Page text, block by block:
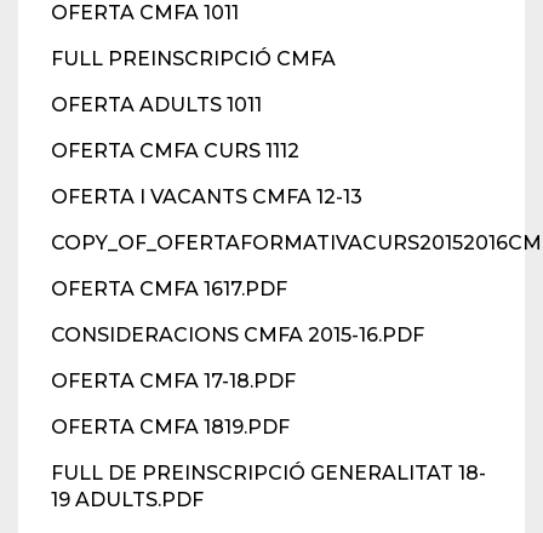
OFERTA CMFA 1011
FULL PREINSCRIPCIÓ CMFA
OFERTA ADULTS 1011
OFERTA CMFA CURS 1112
OFERTA I VACANTS CMFA 12-13
OFERTA CMFA 1617.PDF
CONSIDERACIONS CMFA 2015-16.PDF
OFERTA CMFA 17-18.PDF
OFERTA CMFA 1819.PDF
FULL DE PREINSCRIPCIÓ GENERALITAT 18-
19 ADULTS.PDF